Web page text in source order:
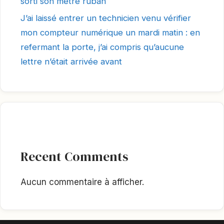
J’ai laissé entrer un technicien venu vérifier
mon compteur numérique un mardi matin : en
refermant la porte, j’ai compris qu’aucune
lettre n’était arrivée avant
Recent Comments
Aucun commentaire à afficher.